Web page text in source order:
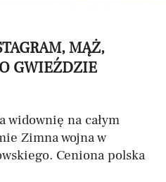
MĄŻ,
GWIEŹDZIE
widownię na całym
Zimna wojna w
Ceniona polska